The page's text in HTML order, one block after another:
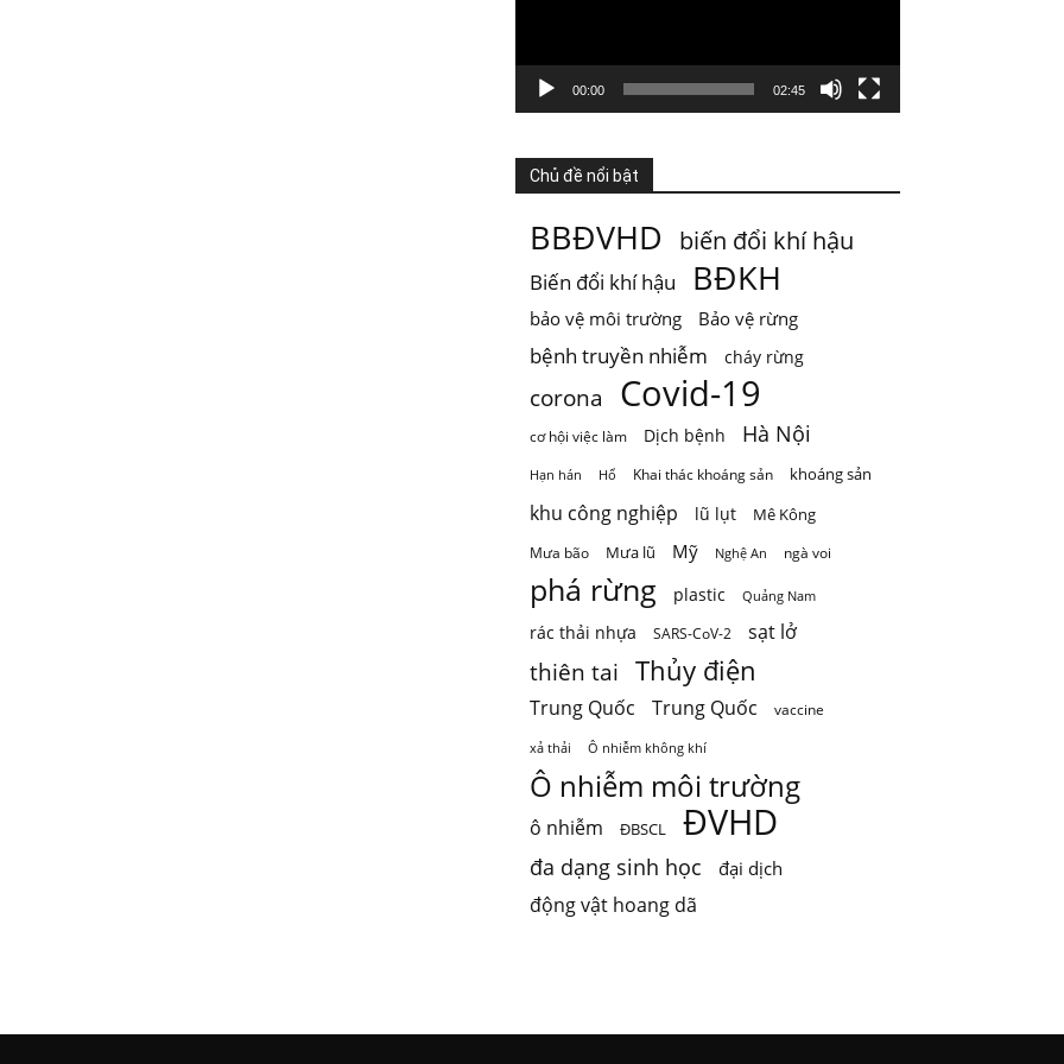
Thiên nhiên thường tạo cho con người cảm
giác rằng mọi thứ vẫn đang t ...Xem thêm
Xem trên Facebook · Chia sẻ
5 ngày trước
GIỚI HẠN SINH THÁI KHÔNG PHẢI LÀ GIỚI
HẠN PHÁT TRIỂN
Nước từ sông được dùng cho sinh hoạt, tưới
ti ...
Photo
Xem trên Facebook
00:00 02:45
Chủ đề nổi bật
BBĐVHD biến đổi khí hậu
Biến đổi khí hậu BĐKH
bảo vệ môi trường Bảo vệ rừng
bệnh truyền nhiễm cháy rừng
corona Covid-19
cơ hội việc làm Dịch bệnh Hà Nội
Hạn hán Hổ Khai thác khoáng sản khoáng sản
khu công nghiệp lũ lụt Mê Kông
Mưa bão Mưa lũ Mỹ Nghệ An ngà voi
phá rừng plastic Quảng Nam
rác thải nhựa SARS-CoV-2 sạt lở
thiên tai Thủy điện
Trung Quốc Trung Quốc vaccine
xả thải Ô nhiễm không khí
Ô nhiễm môi trường
ô nhiễm ĐBSCL ĐVHD
đa dạng sinh học
đại dịch
động vật hoang dã